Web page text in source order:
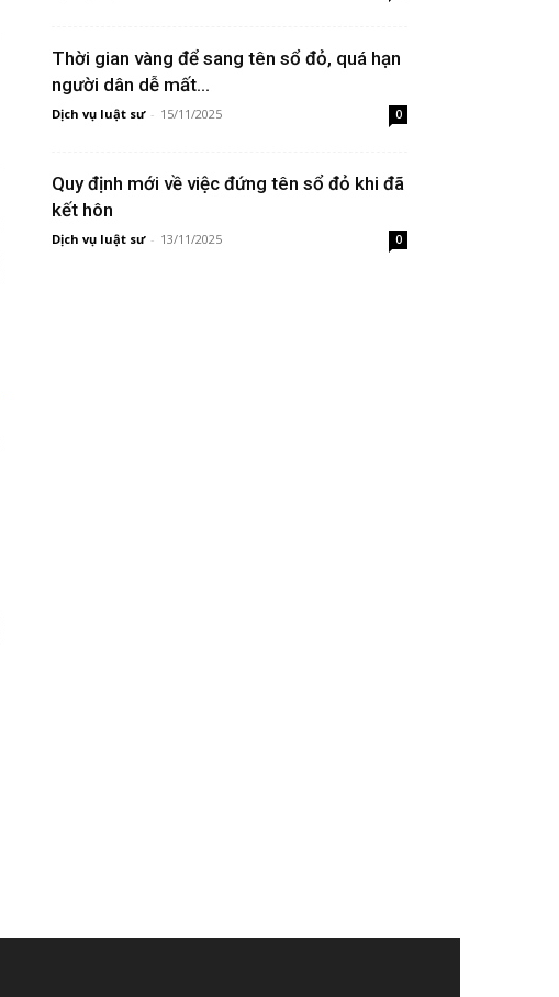
Thời gian vàng để sang tên sổ đỏ, quá hạn
người dân dễ mất...
Dịch vụ luật sư - 15/11/2025 0
Quy định mới về việc đứng tên sổ đỏ khi đã
kết hôn
Dịch vụ luật sư - 13/11/2025 0